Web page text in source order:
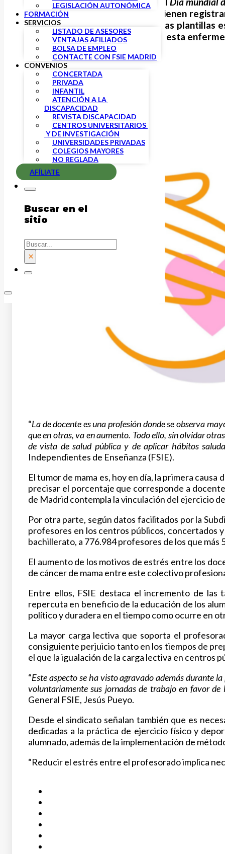
LEGISLACIÓN AUTONÓMICA
FORMACIÓN
SERVICIOS
LISTADO DE ASESORES
VENTAJAS AFILIADOS
BOLSA DE EMPLEO
CONTACTE CON FSIE MADRID
CONVENIOS
CONCERTADA
PRIVADA
INFANTIL
ATENCIÓN A LA
DISCAPACIDAD
REVISTA DISCAPACIDAD
CENTROS UNIVERSITARIOS
Y DE INVESTIGACIÓN
UNIVERSIDADES PRIVADAS
COLEGIOS MAYORES
NO REGLADA
AFÍLIATE
Buscar en el
sitio
Buscar
×
por esta enfermedad, que se vienen
discapacidad, donde el 75% de las plantillas
como medida preventiva contra esta
“La de docente es una profesión donde se observa
que en otras, va en aumento. Todo ello, sin olvidar
de vista de salud pública y de aplicar hábitos
Independientes de Enseñanza (FSIE).
El tumor de mama es, hoy en día, la primera
precisar el porcentaje que corresponde a
de Madrid contempla la vinculación del ejercicio
Por otra parte, según datos facilitados por la
profesores en los centros públicos, concertados
bachillerato, a 776.984 profesores de los que más
El aumento de los motivos de estrés entre los
de cáncer de mama entre este colectivo
Entre ellos, FSIE destaca el incremento de las
repercuta en beneficio de la educación de los
político y duradera en el tiempo como ocurre en
La mayor carga lectiva que soporta el
consiguiente perjuicio tanto en los tiempos de
el que la igualación de la carga lectiva en centros
“Este aspecto se ha visto agravado además durante
voluntariamente sus jornadas de trabajo en favor
General FSIE, Jesús Pueyo.
Desde el sindicato señalan también que es
dedicadas a la práctica de ejercicio físico y
alumnado, además de la implementación de
“Reducir el estrés entre el profesorado implica